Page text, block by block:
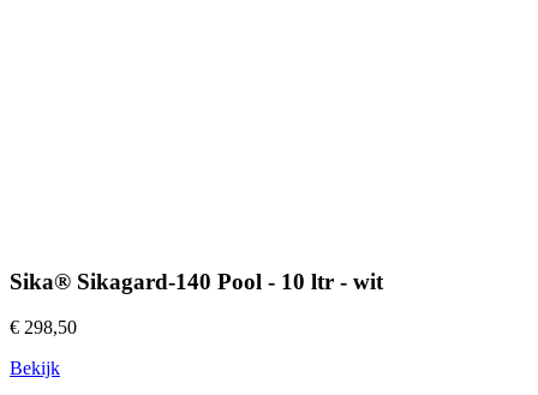
Sika® Sikagard-140 Pool - 10 ltr - wit
€ 298,50
Bekijk